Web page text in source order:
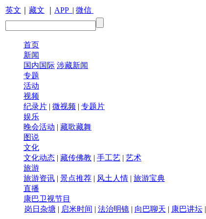
英文 藏文 APP | 微信
首页
新闻
国内国际 涉藏新闻
专题
活动
视频
纪录片 | 微视频 | 专题片
娱乐
晚会活动 | 藏歌藏舞
图说
文化
文化动态 | 藏传佛教 | 手工艺 | 艺术
旅游
旅游资讯 | 景点推荐 | 风土人情 | 旅游宝典
直播
康巴卫视节目
岗日杂塘| 启米时间 | 法治明镜| 向巴聊天 | 康巴讲坛|